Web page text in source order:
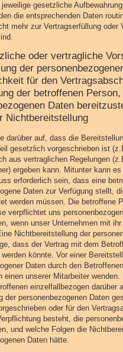
gesetzliche
die entsprechenden Daten
mehr zur Vertragserfüllung oder
oder vertragliche
der
für den
der betroffenen Person,
Daten
Nichtbereitstellung
darüber auf, dass die
gesetzlich vorgeschrieben ist
aus vertraglichen Regelungen
ergeben kann. Mitunter kann
erforderlich sein, dass eine
Daten zur Verfügung stellt,
werden müssen. Die betroffene
verpflichtet uns
wenn unser Unternehmen mit
Nichtbereitstellung der
dass der Vertrag mit dem
könnte. Vor einer
Daten durch den
einen unserer Mitarbeiter
einzelfallbezogen darüber
der personenbezogenen Daten
oder für den
besteht, die
und welche Folgen die
Daten hätte.